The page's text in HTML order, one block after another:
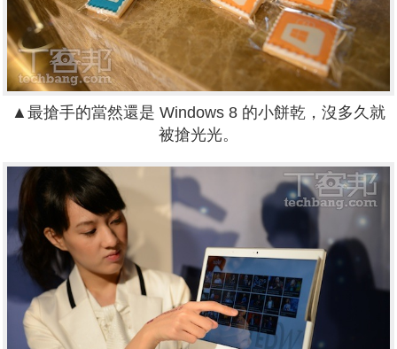
▲最搶手的當然還是 Windows 8 的小餅乾，沒多久就
被搶光光。